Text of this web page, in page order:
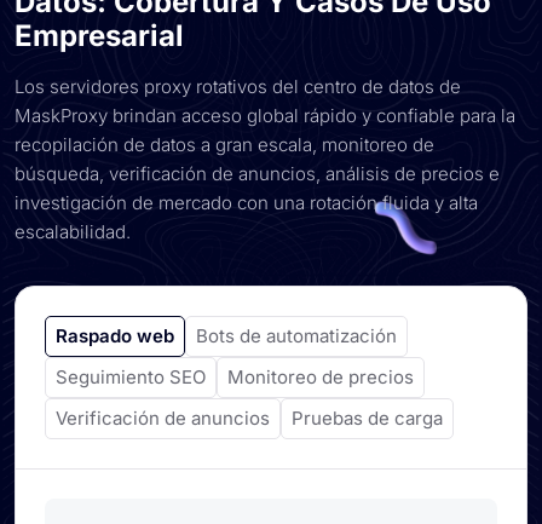
Empresarial
Los servidores proxy rotativos del centro de datos de
MaskProxy brindan acceso global rápido y confiable para la
recopilación de datos a gran escala, monitoreo de
búsqueda, verificación de anuncios, análisis de precios e
investigación de mercado con una rotación fluida y alta
escalabilidad.
Raspado web
Bots de automatización
Seguimiento SEO
Monitoreo de precios
Verificación de anuncios
Pruebas de carga